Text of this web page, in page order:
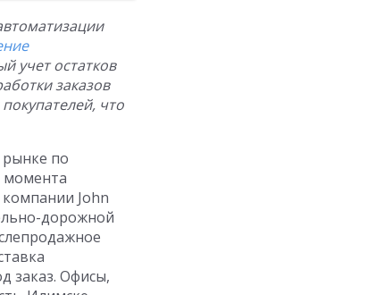
учет остатков
заказов
что
по
момента
John
дорожной
заказ. Офисы,